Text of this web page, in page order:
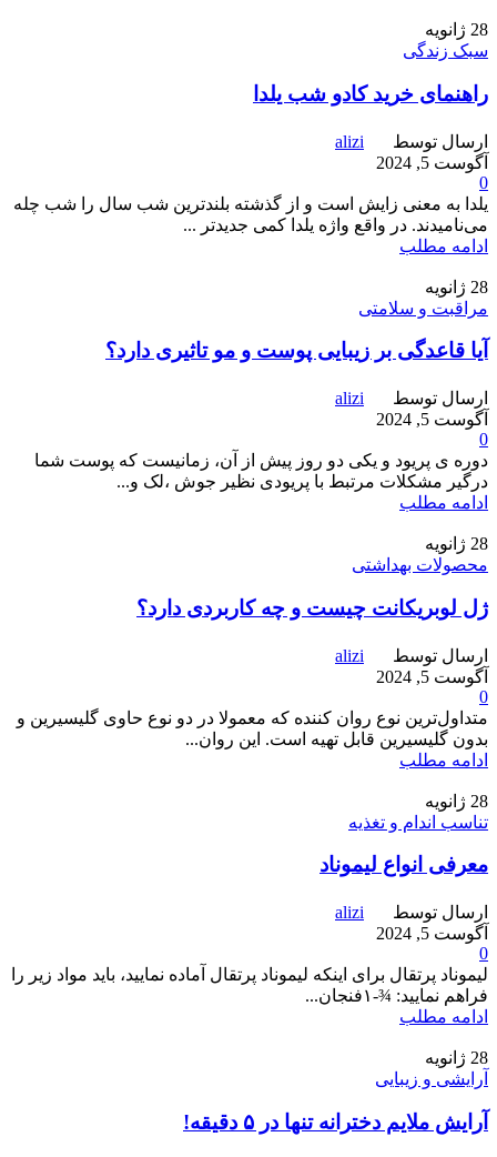
28 ژانویه
سبک زندگی
راهنمای خرید کادو شب یلدا
ارسال توسط
alizi
آگوست 5, 2024
0
یلدا به معنی زایش است و از گذشته بلندترین شب سال را شب چله
می‌نامیدند. در واقع واژه یلدا کمی جدیدتر ...
ادامه مطلب
28 ژانویه
مراقبت و سلامتی
آیا قاعدگی بر زیبایی پوست و مو تاثیری دارد؟
ارسال توسط
alizi
آگوست 5, 2024
0
دوره ی پریود و یکی دو روز پیش از آن، زمانیست که پوست شما
درگیر مشکلات مرتبط با پریودی نظیر جوش ،لک و...
ادامه مطلب
28 ژانویه
محصولات بهداشتی
ژل لوبریکانت چیست و چه کاربردی دارد؟
ارسال توسط
alizi
آگوست 5, 2024
0
متداول‌ترین نوع روان کننده که معمولا در دو نوع حاوی گلیسیرین و
بدون گلیسیرین قابل تهیه است. این روان...
ادامه مطلب
28 ژانویه
تناسب اندام و تغذیه
معرفی انواع لیموناد
ارسال توسط
alizi
آگوست 5, 2024
0
لیموناد پرتقال برای اینکه لیموناد پرتقال آماده نمایید، باید مواد زیر را
فراهم نمایید: ¾-۱فنجان...
ادامه مطلب
28 ژانویه
آرایشی و زیبایی
آرایش ملایم دخترانه تنها در ۵ دقیقه!